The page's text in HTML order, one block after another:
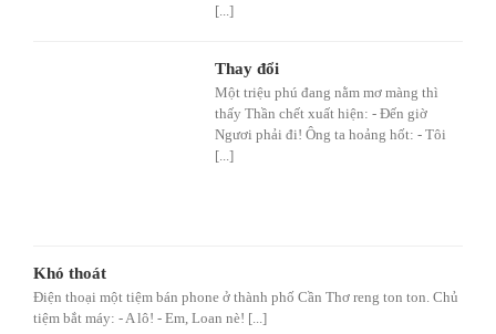
[...]
Thay đổi
Một triệu phú đang nằm mơ màng thì
thấy Thần chết xuất hiện: - Đến giờ
Ngươi phải đi! Ông ta hoảng hốt: - Tôi
[...]
Khó thoát
Điện thoại một tiệm bán phone ở thành phố Cần Thơ reng ton ton. Chủ
tiệm bắt máy: - A lô! - Em, Loan nè! [...]